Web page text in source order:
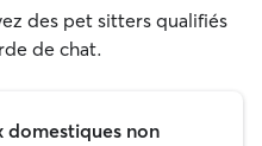
des pet sitters qualifiés
de chat.
domestiques non